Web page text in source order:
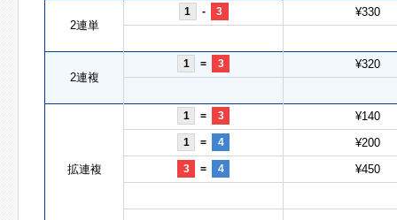
2連単
1 - 3 ¥330
2連複
1 = 3 ¥320
拡連複
1 = 3 ¥140
1 = 4 ¥200
3 = 4 ¥450